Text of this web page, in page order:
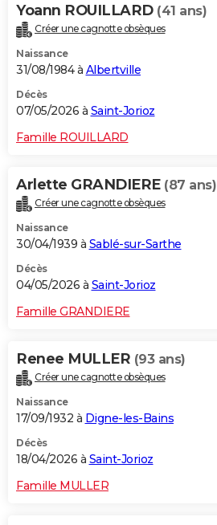
Yoann ROUILLARD (41 ans)
Créer une cagnotte obsèques
Naissance
31/08/1984 à Albertville
Décès
07/05/2026 à Saint-Jorioz
Famille ROUILLARD
Arlette GRANDIERE (87 ans)
Créer une cagnotte obsèques
Naissance
30/04/1939 à Sablé-sur-Sarthe
Décès
04/05/2026 à Saint-Jorioz
Famille GRANDIERE
Renee MULLER (93 ans)
Créer une cagnotte obsèques
Naissance
17/09/1932 à Digne-les-Bains
Décès
18/04/2026 à Saint-Jorioz
Famille MULLER